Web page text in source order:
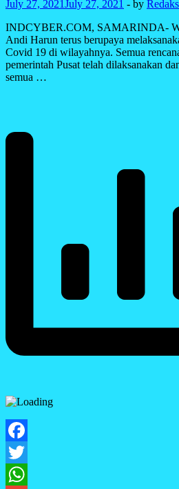
DIAMOND
(
KDC
)
July 27, 2021 July 27, 2021 - by
INDCYBER.COM, SAMARINDA-
Andi Harun terus berupaya
Covid 19 di wilayahnya. Semua
pemerintah Pusat telah dilaksanakan
semua …
Facebook
Twitter